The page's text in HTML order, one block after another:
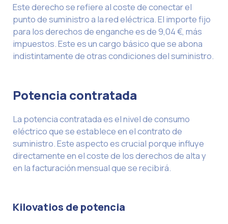
Este derecho se refiere al coste de conectar el
punto de suministro a la red eléctrica. El importe fijo
para los derechos de enganche es de 9,04 €, más
impuestos. Este es un cargo básico que se abona
indistintamente de otras condiciones del suministro.
Potencia contratada
La potencia contratada es el nivel de consumo
eléctrico que se establece en el contrato de
suministro. Este aspecto es crucial porque influye
directamente en el coste de los derechos de alta y
en la facturación mensual que se recibirá.
Kilovatios de potencia